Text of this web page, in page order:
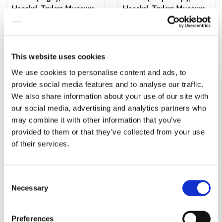
This website uses cookies
We use cookies to personalise content and ads, to
provide social media features and to analyse our traffic.
We also share information about your use of our site with
our social media, advertising and analytics partners who
may combine it with other information that you’ve
provided to them or that they’ve collected from your use
of their services.
Selection
Necessary
Preferences
Haeckel, Teylers Museum
€ 9,99
VOEG TOE
Haeckel, Teylers Museum
Toevoegen
aan
verlanglijst
Poster: Art Forms of
aan
Poster: Art Forms of
Nature (Vogels), Ernst